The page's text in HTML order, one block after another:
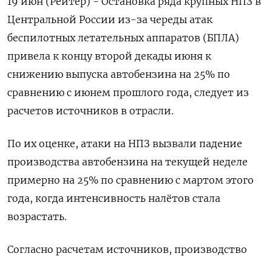
Центральной России из-за череды атак
беспилотных летательных аппаратов (БПЛА)
привела к концу второй декады июня к
снижению выпуска автобензина на 25% по
сравнению с июнем прошлого года, ‌следует из
расчетов источников в отрасли.
По их оценке, атаки на НПЗ вызвали падение
производства автобензина на текущей неделе
примерно на 25% по сравнению с мартом этого
года, когда интенсивность налётов стала
возрастать.
Согласно расчетам ​источников, производство